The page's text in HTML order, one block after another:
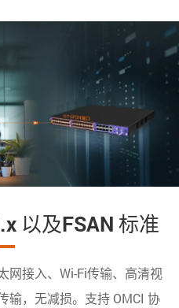
以及FSAN 标准
网接入、Wi-Fi传输、高清视
输，无减损。支持 OMCI 协